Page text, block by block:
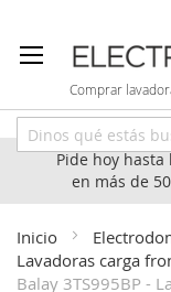
al
contenido
Comprar
Pide hoy hasta
en más de
Inicio
Lavadoras carga
Balay 3TS995BP -